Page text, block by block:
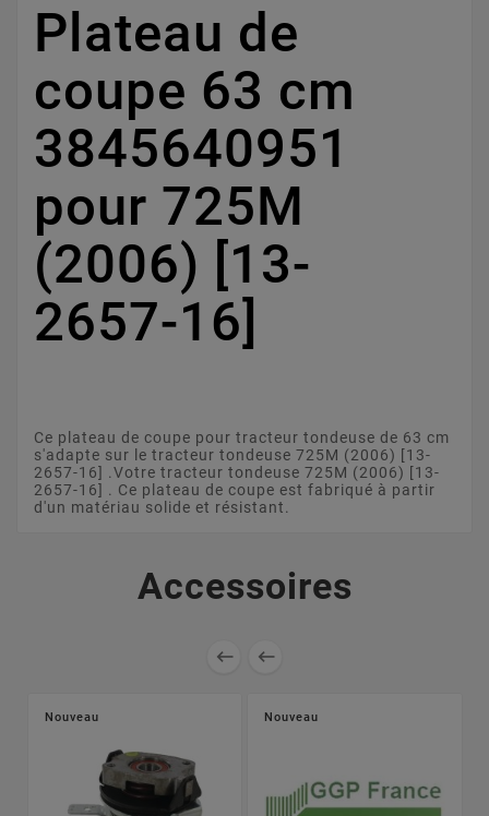
Plateau de
coupe 63 cm
3845640951
pour 725M
(2006) [13-
2657-16]
Ce plateau de coupe pour tracteur tondeuse de 63 cm
s'adapte sur le tracteur tondeuse 725M (2006) [13-
2657-16] .Votre tracteur tondeuse 725M (2006) [13-
2657-16] . Ce plateau de coupe est fabriqué à partir
d'un matériau solide et résistant.
Accessoires
 
Nouveau Nouveau